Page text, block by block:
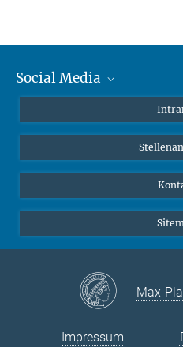
Social Media
Instagram
LinkedIn
Max-
Impressum